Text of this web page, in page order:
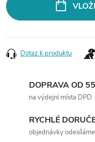
Dotaz k produktu
DOPRAVA OD
na výdejní místa DPD
RYCHLÉ
objednávky